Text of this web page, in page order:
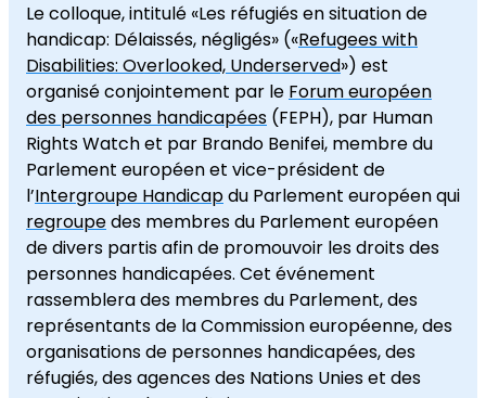
Le colloque, intitulé «Les réfugiés en situation de
handicap: Délaissés, négligés» («Refugees with
Disabilities: Overlooked, Underserved») est
organisé conjointement par le Forum européen
des personnes handicapées (FEPH), par Human
Rights Watch et par Brando Benifei, membre du
Parlement européen et vice-président de
l’Intergroupe Handicapdu Parlement européen qui
regroupedes membres du Parlement européen
de divers partis afin de promouvoir les droits des
personnes handicapées. Cet événement
rassemblera des membres du Parlement, des
représentants de la Commission européenne, des
organisations de personnes handicapées, des
réfugiés, des agences des Nations Unies et des